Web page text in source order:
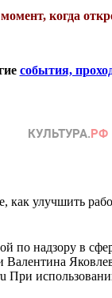
когда
события,
улучшить
надзору в
Валентина
При